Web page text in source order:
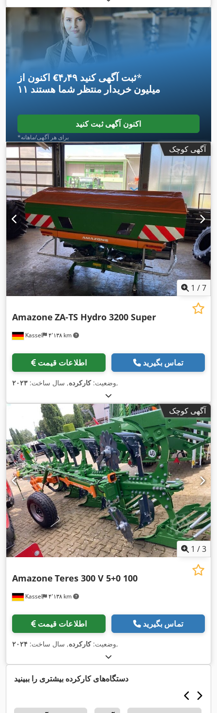
اکنون از ‎€۴٫۴۹ ثبت آگهی کنید*
۱۱ میلیون خریدار منتظر شما هستند
اکنون آگهی ثبت کنید
*برای هر آگهی/ماهانه
آگهی کوچک
1 /7
Kassel ۴٬۱۳۸ km
Amazone ZA-TS Hydro 3200 Super
اطلاعات قیمت تماس بگیرید
وضعیت:کارکرده, سال ساخت: ۲۰۲۳ ,
آگهی کوچک
1 /3
Kassel ۴٬۱۳۸ km
Amazone Teres 300 V 5+0 100
اطلاعات قیمت تماس بگیرید
وضعیت:کارکرده, سال ساخت: ۲۰۲۴ ,
دستگاه‌های کارکرده بیشتری را ببینید